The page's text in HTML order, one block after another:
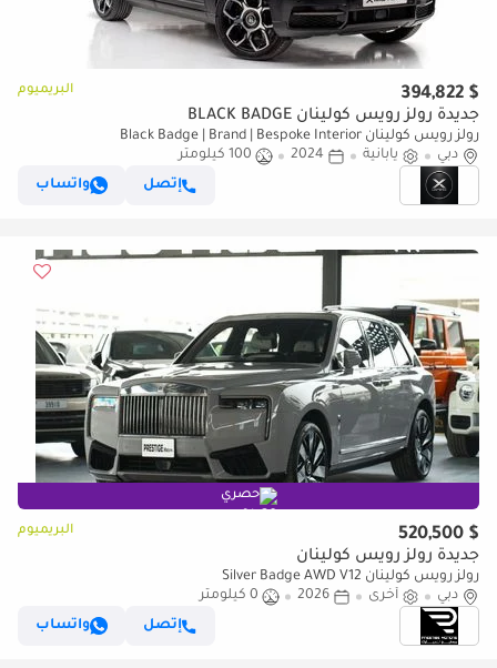
$ 394,822 البريميوم
جديدة رولز رويس كولينان BLACK BADGE
رولز رويس كولينان Black Badge | Brand | Bespoke Interior
دبي
يابانية 2024
100 كيلومتر
إتصل
واتساب
حصري
$ 520,500 البريميوم
جديدة رولز رويس كولينان
رولز رويس كولينان Silver Badge AWD V12
دبي
أخرى 2026
0 كيلومتر
إتصل
واتساب